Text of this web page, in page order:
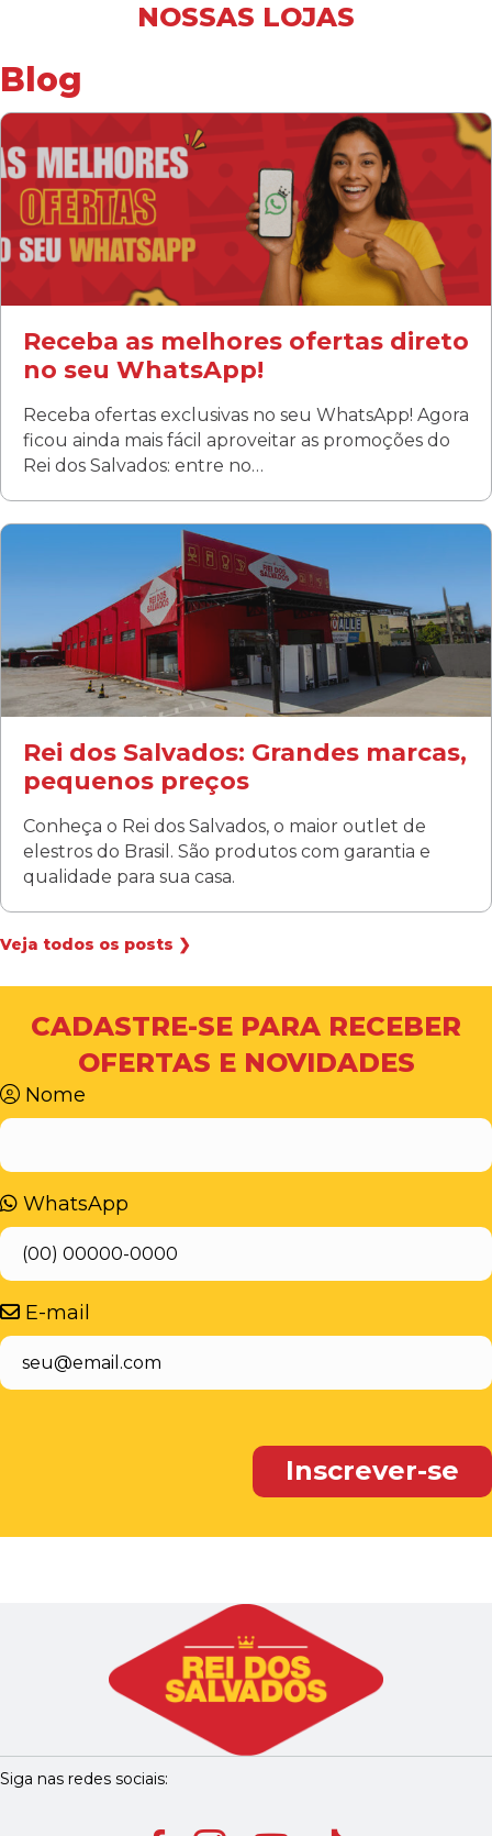
Fanny
Rua Albino Beatriz, 100 - Fanny, Curitiba –PR
Segunda a sábado: 09h00 às 19h00
Domingo: FECHADA
ÚLTIMOS DIAS DE LIQUIDAÇÃO!
(41) 3411-1754
(41) 99249-4620
NOSSAS LOJAS
Blog
Receba as melhores ofertas direto
no seu WhatsApp!
Receba ofertas exclusivas no seu WhatsApp! Agora
ficou ainda mais fácil aproveitar as promoções do
Rei dos Salvados: entre no…
Rei dos Salvados: Grandes marcas,
pequenos preços
Conheça o Rei dos Salvados, o maior outlet de
elestros do Brasil. São produtos com garantia e
qualidade para sua casa.
Veja todos os posts ❯
CADASTRE-SE PARA RECEBER
OFERTAS E NOVIDADES
Nome
WhatsApp
E-mail
Siga nas redes sociais: